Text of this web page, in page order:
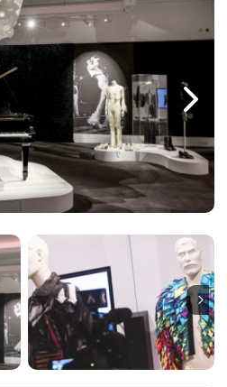
Фреди Меркюри ще
изложба в
тръжна къща "Сотбис"
Бройката им е над
сценични костюми,
на "Bohemian Rhapsody"
на което е композирал